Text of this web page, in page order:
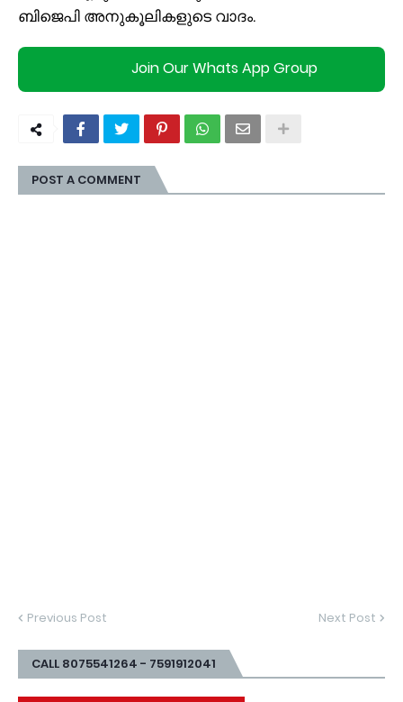
ബിജെപി അനുകൂലികളുടെ വാദം.
Join Our Whats App Group
POST A COMMENT
Previous Post Next Post
CALL 8075541264 - 7591912041